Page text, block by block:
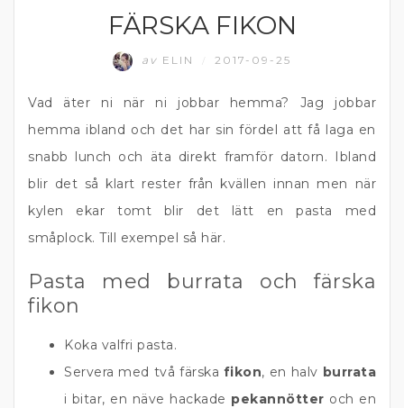
FÄRSKA FIKON
av ELIN 2017-09-25
Vad äter ni när ni jobbar hemma? Jag jobbar
hemma ibland och det har sin fördel att få laga en
snabb lunch och äta direkt framför datorn. Ibland
blir det så klart rester från kvällen innan men när
kylen ekar tomt blir det lätt en pasta med
småplock. Till exempel så här.
Pasta med burrata och färska
fikon
Koka valfri pasta.
Servera med två färska fikon, en halv burrata
i bitar, en näve hackade pekannötter och en